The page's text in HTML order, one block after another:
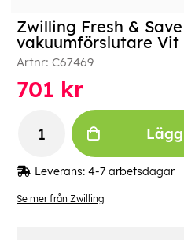
Se mer från Zwilling
Zwilling Fresh &
vakuumförslutare Vit
Artnr: C67469
701 kr
Leverans: 4-7 arbetsdagar